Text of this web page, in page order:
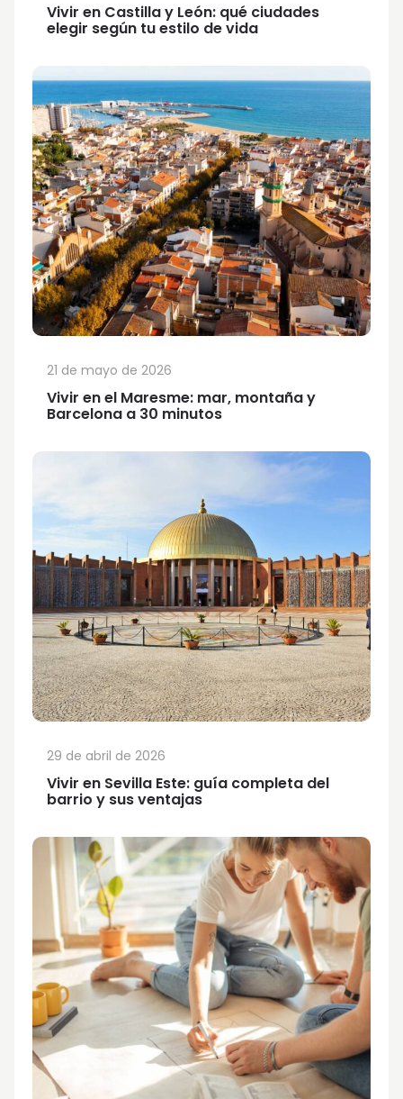
Vivir en Castilla y León: qué ciudades
elegir según tu estilo de vida
Vivir en el Maresme: mar, montaña y
Barcelona a 30 minutos
21 de mayo de 2026
Vivir en Sevilla Este: guía completa del
barrio y sus ventajas
29 de abril de 2026